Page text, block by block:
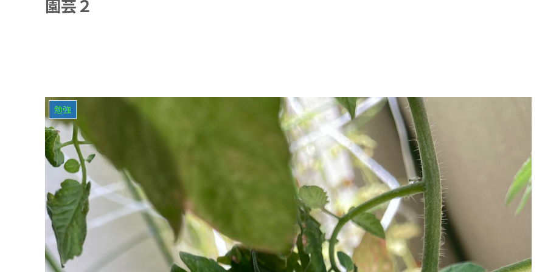
園芸２
勉強